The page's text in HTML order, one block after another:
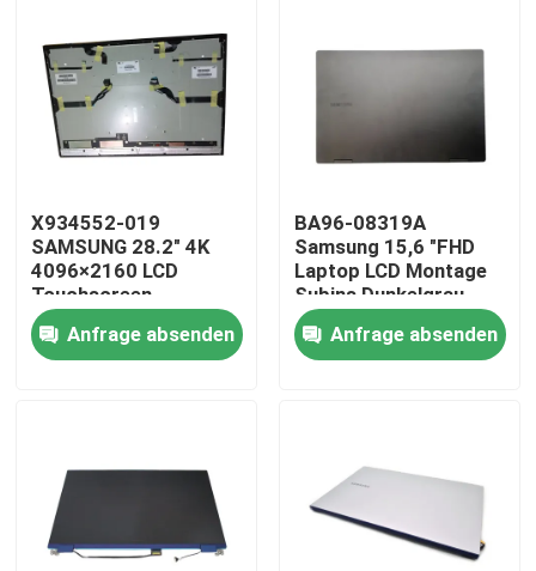
Nach Hause
Über uns
X934552-019
SAMSUNG 28.2" 4K
4096×2160 LCD
Touchscreen
LTM282RL01 mit
Glas-Touchscreen
Anfrage absenden
BA96-08319A
Samsung 15,6 "FHD
Laptop LCD Montage
Subins Dunkelgrau
Mars2-15
Anfrage absenden